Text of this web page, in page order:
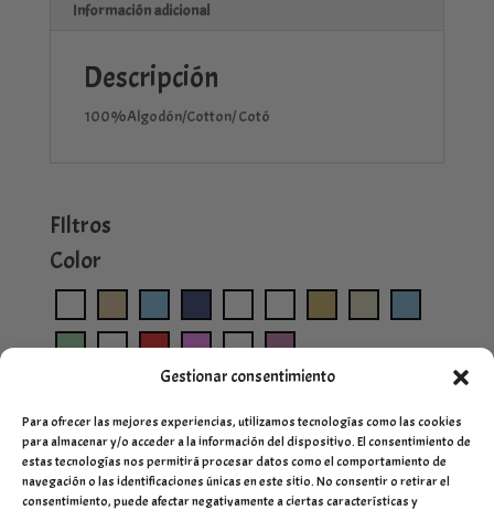
Gestionar consentimiento
Para ofrecer las mejores experiencias, utilizamos tecnologías como las cookies
para almacenar y/o acceder a la información del dispositivo. El consentimiento de
estas tecnologías nos permitirá procesar datos como el comportamiento de
navegación o las identificaciones únicas en este sitio. No consentir o retirar el
consentimiento, puede afectar negativamente a ciertas características y
Información adicional
Descripción
100%Algodón/Cotton/ Cotó
FIltros
Color